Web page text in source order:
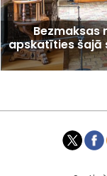
Bezmaksas
apskatīties šajā